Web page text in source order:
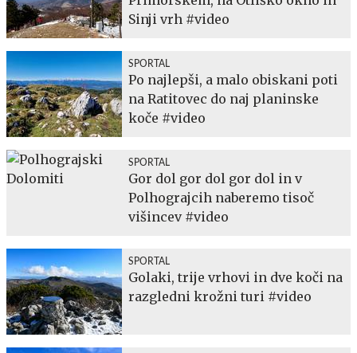
Sinji vrh #video
SPORTAL
Po najlepši, a malo obiskani poti
na Ratitovec do naj planinske
koče #video
SPORTAL
Gor dol gor dol gor dol in v
Polhograjcih naberemo tisoč
višincev #video
SPORTAL
Golaki, trije vrhovi in dve koči na
razgledni krožni turi #video